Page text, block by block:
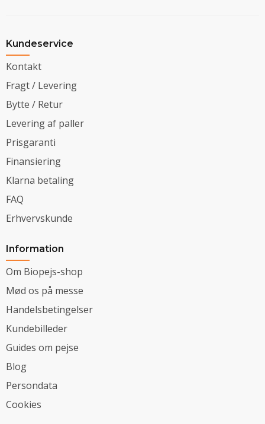
Kundeservice
Kontakt
Fragt / Levering
Bytte / Retur
Levering af paller
Prisgaranti
Finansiering
Klarna betaling
FAQ
Erhvervskunde
Information
Om Biopejs-shop
Mød os på messe
Handelsbetingelser
Kundebilleder
Guides om pejse
Blog
Persondata
Cookies